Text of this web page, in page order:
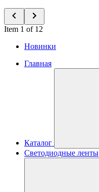
Item 1 of 12
Новинки
Главная
Каталог
Светодиодные ленты